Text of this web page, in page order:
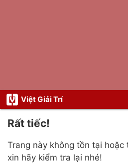
Việt Giải Trí
Rất tiếc!
Trang này không tồn tại
xin hãy kiểm tra lại nhé!